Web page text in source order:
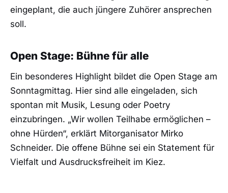
eingeplant, die auch jüngere Zuhörer ansprechen
soll.
Open Stage: Bühne für alle
Ein besonderes Highlight bildet die Open Stage am
Sonntagmittag. Hier sind alle eingeladen, sich
spontan mit Musik, Lesung oder Poetry
einzubringen. „Wir wollen Teilhabe ermöglichen –
ohne Hürden“, erklärt Mitorganisator Mirko
Schneider. Die offene Bühne sei ein Statement für
Vielfalt und Ausdrucksfreiheit im Kiez.